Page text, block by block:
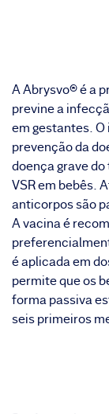
A Abrysvo® é a
previne a
em gestantes.
prevenção da
doença grave
VSR em bebês.
anticorpos são
A vacina é
é aplicada em
permite que os
forma passiva
seis primeiros